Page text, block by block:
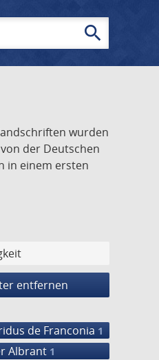
search
wurden
der Deutschen
in einem ersten
entfernen
de Franconia 1
Albrant 1